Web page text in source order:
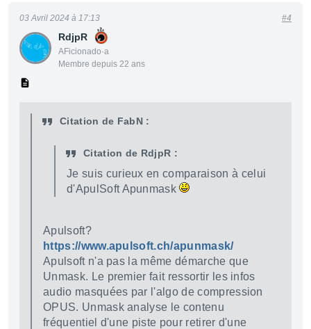
RdjpR
AFicionado·a
Membre depuis 22 ans
03 Avril 2024 à 17:13 #4
Citation de FabN :
Citation de RdjpR :
Je suis curieux en comparaison à celui
d'ApulSoft Apunmask
Apulsoft?
https://www.apulsoft.ch/apunmask/
Apulsoft n'a pas la même démarche que
Unmask. Le premier fait ressortir les infos
audio masquées par l'algo de compression
OPUS. Unmask analyse le contenu
fréquentiel d'une piste pour retirer d'une